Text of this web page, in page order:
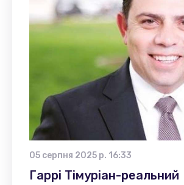
05 серпня 2025 р. 16:33
Гаррі Тімуріан-реальний